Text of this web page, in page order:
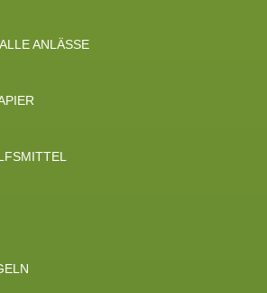
ANLÄSSE